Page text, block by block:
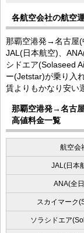
各航空会社の航空
那覇空港発→名古屋(
JAL(日本航空)、
シドエア(Solaseed
ー(Jetstar)が乗り入
賃よりもかなり安い
那覇空港発→名古
高値料金一覧
航空会
JAL(日本
ANA(全
スカイマーク
ソラシドエア